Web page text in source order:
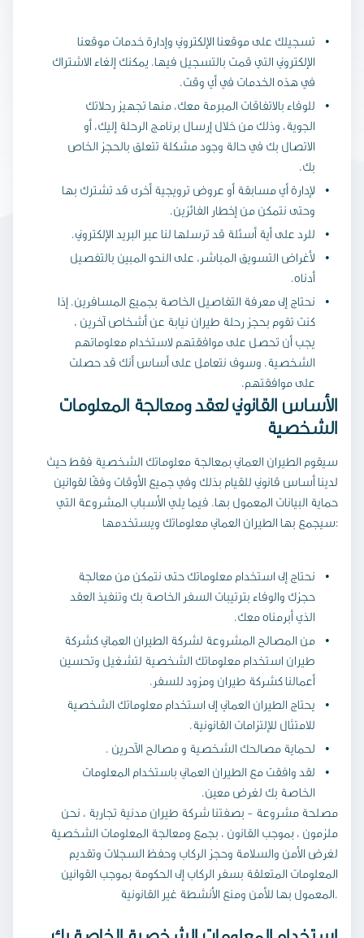
تسجيلك على موقعنا الإلكتروني وإدارة خدمات موقعنا
الإلكتروني التي قمت بالتسجيل فيها. يمكنك إلغاء الاشتراك
في هذه الخدمات في أي وقت.
للوفاء بالاتفاقات المبرمة معك، منها تجهيز رحلاتك
الجوية، وذلك من خلال إرسال برنامج الرحلة إليك، أو
الاتصال بك في حالة وجود مشكلة تتعلق بالحجز الخاص
بك.
لإدارة أي مسابقة أو عروض ترويجية أخرى قد تشترك بها
وحتى نتمكن من إخطار الفائزين.
للرد على أية أسئلة قد ترسلها لنا عبر البريد الإلكتروني.
لأغراض التسويق المباشر، على النحو المبين بالتفصيل
أدناه.
نحتاج إلى معرفة التفاصيل الخاصة بجميع المسافرين. إذا
كنت تقوم بحجز رحلة طيران نيابة عن أشخاص آخرين ،
يجب أن تحصل على موافقتهم لاستخدام معلوماتهم
الشخصية. وسوف نتعامل على أساس أنك قد حصلت
على موافقتهم.
الأساس القانوني لعقد ومعالجة المعلومات
الشخصية
سيقوم الطيران العماني بمعالجة معلوماتك الشخصية فقط حيث
لدينا أساس قانوني للقيام بذلك وفي جميع الأوقات وفقًا لقوانين
حماية البيانات المعمول بها. فيما يلي الأسباب المشروعة التي
سيجمع بها الطيران العماني معلوماتك ويستخدمها:
نحتاج إلى استخدام معلوماتك حتى نتمكن من معالجة
حجزك والوفاء بترتيبات السفر الخاصة بك وتنفيذ العقد
الذي أبرمناه معك.
من المصالح المشروعة لشركة الطيران العماني كشركة
طيران استخدام معلوماتك الشخصية لتشغيل وتحسين
أعمالنا كشركة طيران ومزود للسفر.
يحتاج الطيران العماني إلى استخدام معلوماتك الشخصية
للامتثال للإلتزامات القانونية.
لحماية مصالحك الشخصية و مصالح الآحرين .
لقد وافقت مع الطيران العماني باستخدام المعلومات
الخاصة بك لغرض معين.
مصلحة مشروعة - بصفتنا شركة طيران مدنية تجارية ، نحن
ملزمون ، بموجب القانون ، بجمع ومعالجة المعلومات الشخصية
لغرض الأمن والسلامة وحجز الركاب وحفظ السجلات وتقديم
المعلومات المتعلقة بسفر الركاب إلى الحكومة بموجب القوانين
المعمول بها للأمن ومنع الأنشطة غير القانونية.